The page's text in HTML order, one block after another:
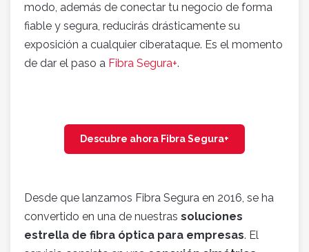
modo, además de conectar tu negocio de forma
fiable y segura, reducirás drásticamente su
exposición a cualquier ciberataque. Es el momento
de dar el paso a Fibra Segura+.
Descubre ahora Fibra Segura+
Desde que lanzamos Fibra Segura en 2016, se ha
convertido en una de nuestras soluciones
estrella de fibra óptica para empresas. El